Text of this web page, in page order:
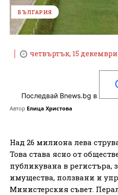
БЪЛГАРИЯ
четвъртък, 15 декември
Последвай Bnews.bg в
Автор Елица Христова
Над 26 милиона лева
Това става ясно от
публикувана в регистъра,
имущества, ползвани и
Министерския съвет.